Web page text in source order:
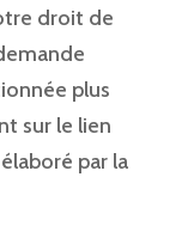
droit de
plus
sur le lien
par la